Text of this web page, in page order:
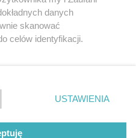
ZPR Media
danych
skanować
celów identyfikacji.
ustawień prywatności
rogu strony
nie wymagają zgody
sprzeciwić się takiemu
USTAWIENIA